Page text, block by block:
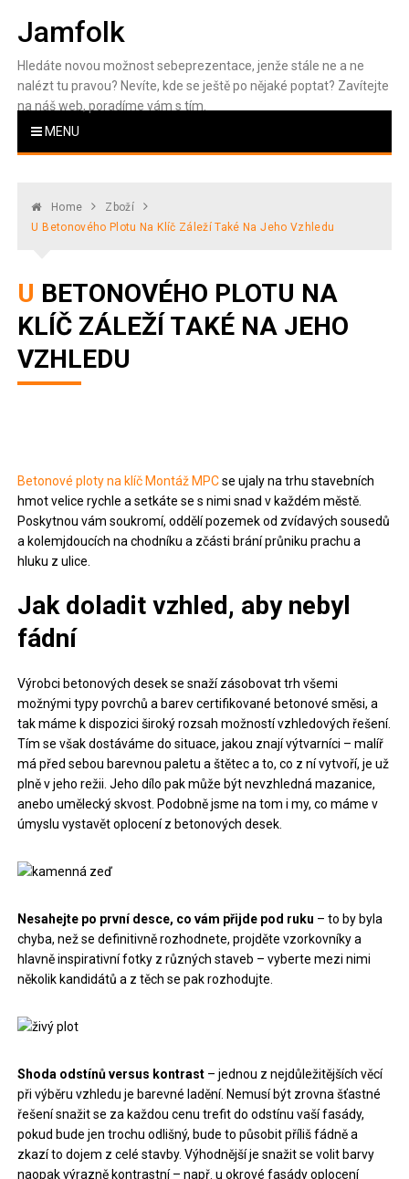
Jamfolk
Hledáte novou možnost sebeprezentace, jenže stále ne a ne
nalézt tu pravou? Nevíte, kde se ještě po nějaké poptat? Zavítejte
na náš web, poradíme vám s tím.
MENU
Home
Zboží
U Betonového Plotu Na Klíč Záleží Také Na Jeho Vzhledu
U BETONOVÉHO PLOTU NA
KLÍČ ZÁLEŽÍ TAKÉ NA JEHO
VZHLEDU
Betonové ploty na klíč Montáž MPCse ujaly na trhu stavebních
hmot velice rychle a setkáte se s nimi snad v každém městě.
Poskytnou vám soukromí, oddělí pozemek od zvídavých sousedů
a kolemjdoucích na chodníku a zčásti brání průniku prachu a
hluku z ulice.
Jak doladit vzhled, aby nebyl
fádní
Výrobci betonových desek se snaží zásobovat trh všemi
možnými typy povrchů a barev certifikované betonové směsi, a
tak máme k dispozici široký rozsah možností vzhledových řešení.
Tím se však dostáváme do situace, jakou znají výtvarníci – malíř
má před sebou barevnou paletu a štětec a to, co z ní vytvoří, je už
plně v jeho režii. Jeho dílo pak může být nevzhledná mazanice,
anebo umělecký skvost. Podobně jsme na tom i my, co máme v
úmyslu vystavět oplocení z betonových desek.
Nesahejte po první desce, co vám přijde pod ruku – to by byla
chyba, než se definitivně rozhodnete, projděte vzorkovníky a
hlavně inspirativní fotky z různých staveb – vyberte mezi nimi
několik kandidátů a z těch se pak rozhodujte.
Shoda odstínů versus kontrast – jednou z nejdůležitějších věcí
při výběru vzhledu je barevné ladění. Nemusí být zrovna šťastné
řešení snažit se za každou cenu trefit do odstínu vaší fasády,
pokud bude jen trochu odlišný, bude to působit příliš fádně a
zkazí to dojem z celé stavby. Výhodnější je snažit se volit barvy
naopak výrazně kontrastní – např. u okrové fasády oplocení